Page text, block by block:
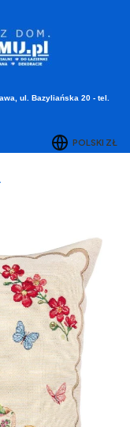
ul. Bazyliańska 20 - tel.
POLSKI ZŁ